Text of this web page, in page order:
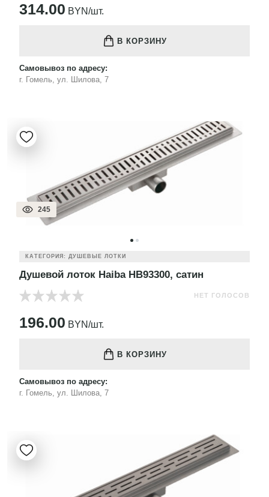
314.00 BYN/шт.
В КОРЗИНУ
Самовывоз по адресу:
г. Гомель, ул. Шилова, 7
245
КАТЕГОРИЯ: ДУШЕВЫЕ ЛОТКИ
Душевой лоток Haiba HB93300, сатин
НЕТ ГОЛОСОВ
196.00 BYN/шт.
В КОРЗИНУ
Самовывоз по адресу:
г. Гомель, ул. Шилова, 7